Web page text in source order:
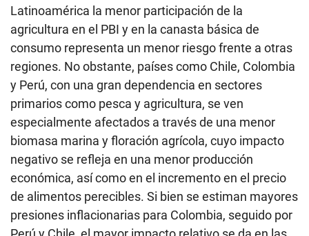
Latinoamérica la menor participación de la
agricultura en el PBI y en la canasta básica de
consumo representa un menor riesgo frente a otras
regiones. No obstante, países como Chile, Colombia
y Perú, con una gran dependencia en sectores
primarios como pesca y agricultura, se ven
especialmente afectados a través de una menor
biomasa marina y floración agrícola, cuyo impacto
negativo se refleja en una menor producción
económica, así como en el incremento en el precio
de alimentos perecibles. Si bien se estiman mayores
presiones inflacionarias para Colombia, seguido por